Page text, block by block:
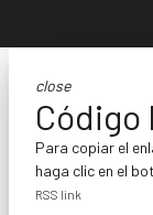
close
Código
Para copiar el
haga clic en el
RSS link